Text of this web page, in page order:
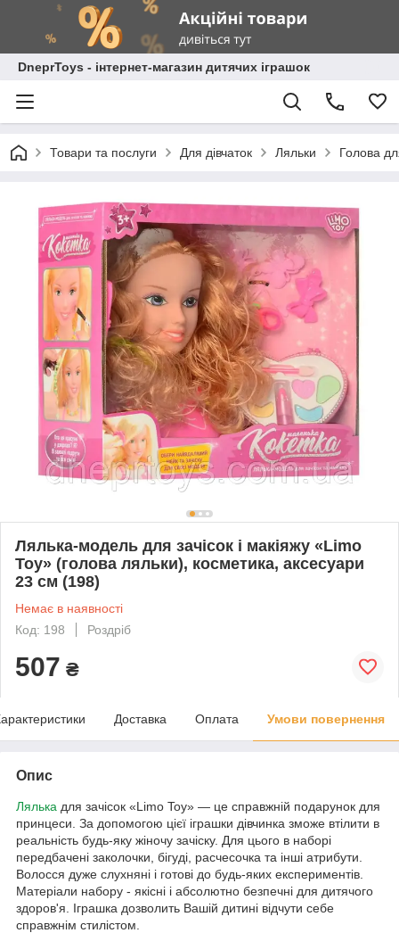
DneprToys - інтернет-магазин дитячих іграшок
Товари та послуги Для дівчаток Ляльки Голова
Лялька-модель для зачісок і макіяжу «Limo
Toy» (голова ляльки), косметика, аксесуари
23 см (198)
Немає в наявності
Код: 198
Роздріб
507 ₴
Доставка Оплата Умови повернення
Опис
Лялька для зачісок «Limo Toy» ― це справжній подарунок для
принцеси. За допомогою цієї іграшки дівчинка зможе втілити в
реальність будь-яку жіночу зачіску. Для цього в наборі
передбачені заколочки, бігуді, расчесочка та інші атрибути.
Волосся дуже слухняні і готові до будь-яких експериментів.
Матеріали набору - якісні і абсолютно безпечні для дитячого
здоров'я. Іграшка дозволить Вашій дитині відчути себе
справжнім стилістом.